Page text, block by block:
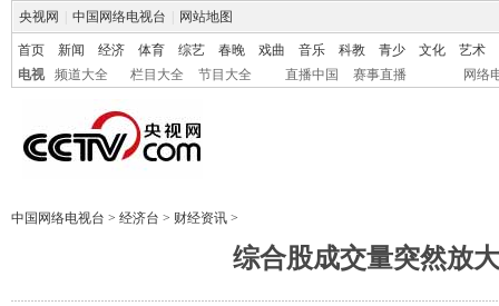
央视网 中国网络电视台 网站地图
首页 新闻 经济 体育 综艺 春晚 戏曲 音乐 科教 青少 文化
艺术
电视
频道大全 栏目大全 节目大全 直播中国 赛事直播 网络
中国网络电视台 > 经济台 > 财经资讯 >
综合股成交量突然放大